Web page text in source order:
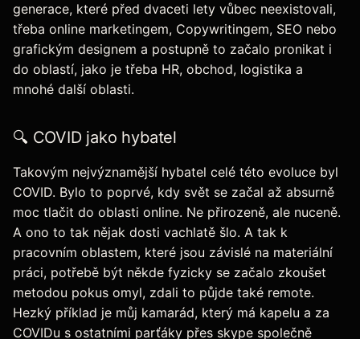
generace, které před dvaceti lety vůbec neexistovali,
třeba online marketingem, Copywritingem, SEO nebo
grafickým designem a postupně to začalo pronikat i
do oblastí, jako je třeba HR, obchod, logistika a
mnohé další oblasti.
🔍 COVID jako hybatel
Takovým nejvýznamější hybatel celé této evoluce byl
COVID. Bylo to poprvé, kdy svět se začal až absurně
moc tlačit do oblasti online. Ne přirozeně, ale nuceně.
A ono to tak nějak dosti vachlatě šlo. A tak k
pracovním oblastem, které jsou závislé na materiální
práci, potřebě být někde fyzicky se začalo zkoušet
metodou pokus omyl, zdali to půjde také remote.
Hezký příklad je můj kamarád, který má kapelu a za
COVIDu s ostatními parťáky přes skype společně